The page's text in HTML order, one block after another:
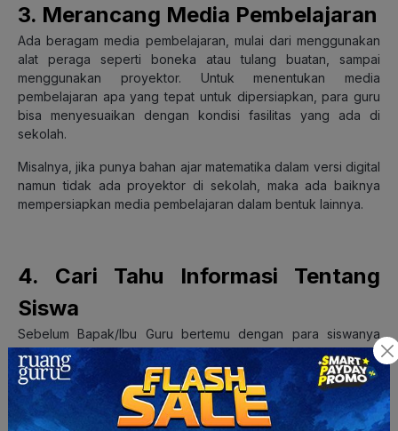
3. Merancang Media Pembelajaran
Ada beragam media pembelajaran, mulai dari menggunakan
alat peraga seperti boneka atau tulang buatan, sampai
menggunakan proyektor. Untuk menentukan media
pembelajaran apa yang tepat untuk dipersiapkan, para guru
bisa menyesuaikan dengan kondisi fasilitas yang ada di
sekolah.
Misalnya, jika punya bahan ajar matematika dalam versi digital
namun tidak ada proyektor di sekolah, maka ada baiknya
mempersiapkan media pembelajaran dalam bentuk lainnya.
4. Cari Tahu Informasi Tentang
Siswa
Sebelum Bapak/Ibu Guru bertemu dengan para siswanya
untuk memulai kelas belajar mengajar pertama, Bapak/Ibu
Guru perlu mengenal setiap siswa dalam kelas secara
individu. Memang, proses mengenal para siswa akan berjalan
terus sepanjang tahun ajaran, tapi akan lebih baik lagi jika
Bapak/Ibu bisa memulainya sejak tahun ajaran dimulai.